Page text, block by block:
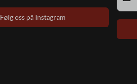
Følg oss på Instagram